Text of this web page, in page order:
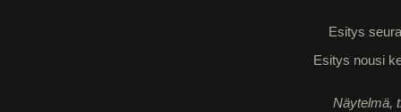
Esitys
Esitys nousi
Näytelmä,